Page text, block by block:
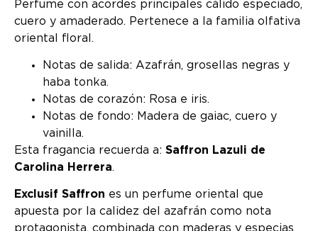
Perfume con acordes principales cálido especiado,
cuero y amaderado. Pertenece a la familia olfativa
oriental floral.
Notas de salida: Azafrán, grosellas negras y
haba tonka.
Notas de corazón: Rosa e iris.
Notas de fondo: Madera de gaiac, cuero y
vainilla.
Esta fragancia recuerda a: Saffron Lazuli de
Carolina Herrera.
Exclusif Saffron es un perfume oriental que
apuesta por la calidez del azafrán como nota
protagonista, combinada con maderas y especias